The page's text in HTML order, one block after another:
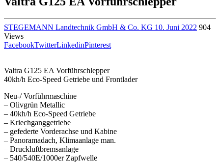
STEGEMANN Landtechnik GmbH & Co. KG 10. Juni 2022 904
Views
FacebookTwitterLinkedinPinterest
Valtra G125 EA Vorführschlepper
40kh/h Eco-Speed Getriebe und Frontlader
Neu-/ Vorführmaschine
– Olivgrün Metallic
– 40kh/h Eco-Speed Getriebe
– Kriechganggetriebe
– gefederte Vorderachse und Kabine
– Panoramadach, Klimaanlage man.
– Druckluftbremsanlage
– 540/540E/1000er Zapfwelle